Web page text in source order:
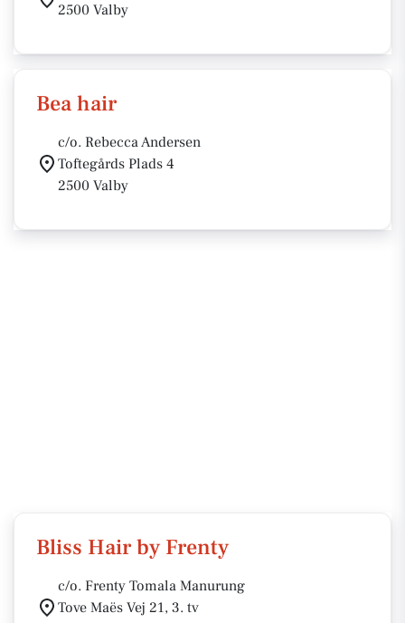
2500 Valby
Bea hair
c/o. Rebecca Andersen
Toftegårds Plads 4
2500 Valby
Bliss Hair by Frenty
c/o. Frenty Tomala Manurung
Tove Maës Vej 21, 3. tv